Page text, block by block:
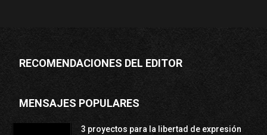
RECOMENDACIONES DEL EDITOR
MENSAJES POPULARES
3 proyectos para la libertad de expresión